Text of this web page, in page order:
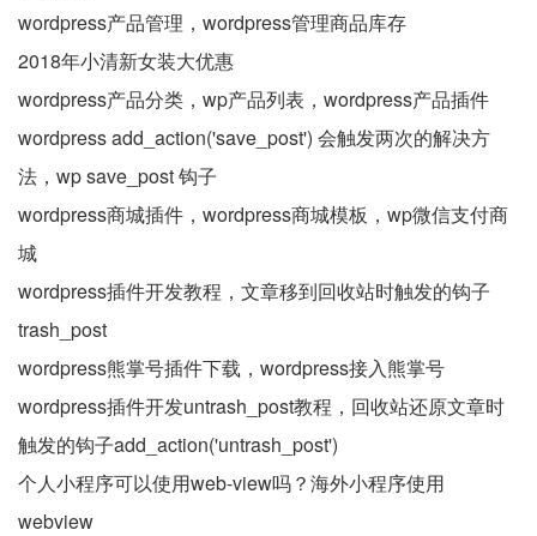
wordpress产品管理，wordpress管理商品库存
2018年小清新女装大优惠
wordpress产品分类，wp产品列表，wordpress产品插件
wordpress add_action('save_post') 会触发两次的解决方
法，wp save_post 钩子
wordpress商城插件，wordpress商城模板，wp微信支付商
城
wordpress插件开发教程，文章移到回收站时触发的钩子
trash_post
wordpress熊掌号插件下载，wordpress接入熊掌号
wordpress插件开发untrash_post教程，回收站还原文章时
触发的钩子add_action('untrash_post')
个人小程序可以使用web-view吗？海外小程序使用
webview